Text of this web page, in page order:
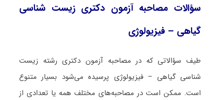
سؤالات مصاحبه آزمون دکتری زیست ‌شناسی
گیاهی – فیزیولوژی
طیف سؤالاتی که در مصاحبه آزمون دکتری رشته زیست
‌شناسی گیاهی – فیزیولوژی پرسیده می‌شود بسیار متنوع
است. ممکن است در مصاحبه‌های مختلف همه یا تعدادی از